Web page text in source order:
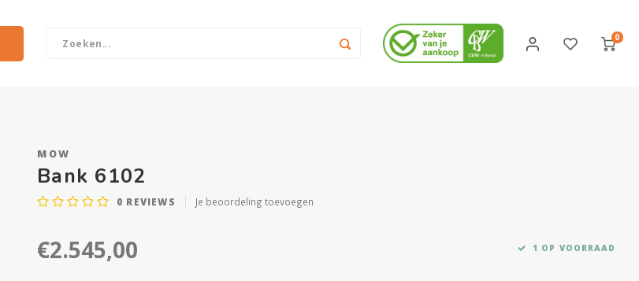
0
MOW
Bank 6102
0 REVIEWS Je beoordeling toevoegen
€2.545,00 1 OP VOORRAAD